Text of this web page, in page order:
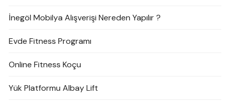
İnegöl Mobilya Alışverişi Nereden Yapılır ?
Evde Fitness Programı
Online Fitness Koçu
Yük Platformu Albay Lift